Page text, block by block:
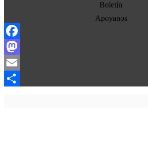
Oriente Medio
Norte-Sur
Sociedad
Ojo con los medios
Boletín
Apoyanos
Facebook
Mastodon
Email